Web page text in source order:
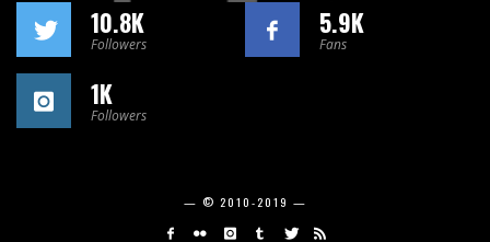
10.8K
Followers
5.9K
Fans
1K
Followers
— © 2010-2019 —